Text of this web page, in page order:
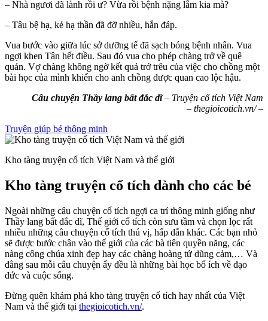
– Nhà ngươi đã lành rồi ư? Vừa rồi bệnh nặng lắm kia mà?
– Tâu bệ hạ, kẻ hạ thần đã đỡ nhiều, hắn đáp.
Vua bước vào giữa lúc sở dưỡng tế đã sạch bóng bệnh nhân. Vua
ngợi khen Tân hết điều. Sau đó vua cho phép chàng trở về quê
quán. Vợ chàng không ngờ kết quả trớ trêu của việc cho chồng một
bài học của mình khiến cho anh chồng được quan cao lộc hậu.
Câu chuyện Thầy lang bất đắc dĩ– Truyện cổ tích Việt Nam
– thegioicotich.vn/ –
Truyện giúp bé thông minh
Kho tàng truyện cổ tích Việt Nam và thế giới
Kho tàng truyện cổ tích dành cho các bé
Ngoài những câu chuyện cổ tích ngợi ca trí thông minh giống như
Thầy lang bất đắc dĩ, Thế giới cổ tích còn sưu tầm và chọn lọc rất
nhiều những câu chuyện cổ tích thú vị, hấp dẫn khác. Các bạn nhỏ
sẽ được bước chân vào thế giới của các bà tiên quyền năng, các
nàng công chúa xinh đẹp hay các chàng hoàng tử dũng cảm,… Và
đằng sau mỗi câu chuyện ấy đều là những bài học bổ ích về đạo
đức và cuộc sống.
Đừng quên khám phá kho tàng truyện cổ tích hay nhất của Việt
Nam và thế giới tại thegioicotich.vn/.